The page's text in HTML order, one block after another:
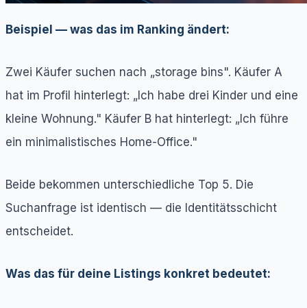
Beispiel — was das im Ranking ändert:
Zwei Käufer suchen nach „storage bins". Käufer A
hat im Profil hinterlegt: „Ich habe drei Kinder und eine
kleine Wohnung." Käufer B hat hinterlegt: „Ich führe
ein minimalistisches Home-Office."
Beide bekommen unterschiedliche Top 5. Die
Suchanfrage ist identisch — die Identitätsschicht
entscheidet.
Was das für deine Listings konkret bedeutet: